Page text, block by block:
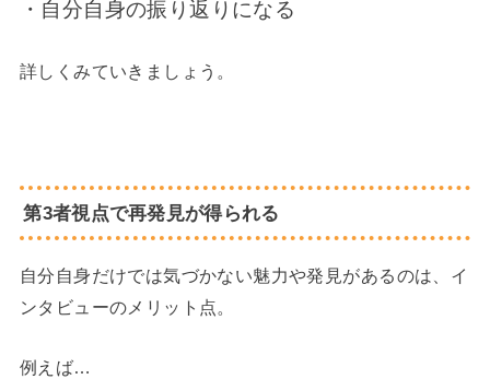
・自分自身の振り返りになる
詳しくみていきましょう。
第3者視点で再発見が得られる
自分自身だけでは気づかない魅力や発見があるのは、イ
ンタビューのメリット点。
例えば…